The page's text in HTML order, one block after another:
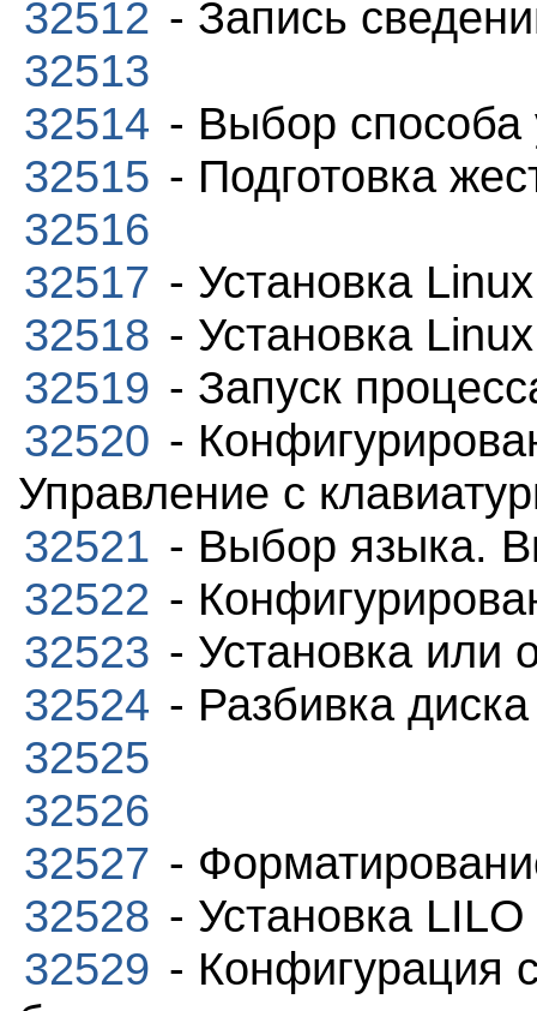
32512 - Запись
32513
32514 - Выбор способа
32515 - Подготовка
32516
32517 - Установка
32518 - Установка
32519 - Запуск
32520 -
Управление с
32521 - Выбор языка.
32522 -
32523 - Установка или
32524 - Разбивка диска
32525
32526
32527 -
32528 - Установка LILO
32529 - Конфигурация